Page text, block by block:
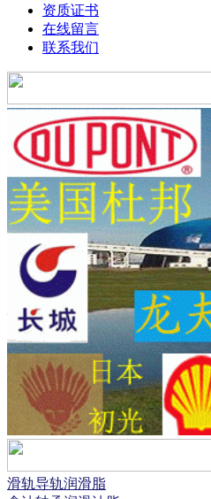
资质证书
在线留言
联系我们
滑轨导轨润滑脂